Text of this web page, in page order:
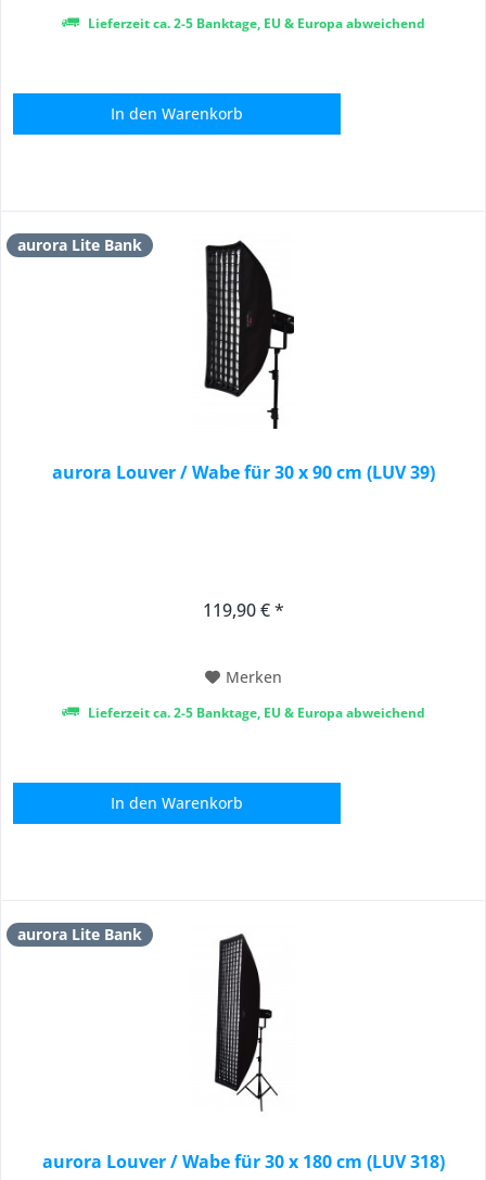
Lieferzeit ca. 2-5 Banktage, EU & Europa abweichend
In den Warenkorb
aurora Lite Bank
aurora Louver / Wabe für 30 x 90 cm (LUV 39)
119,90 € *
Merken
Lieferzeit ca. 2-5 Banktage, EU & Europa abweichend
In den Warenkorb
aurora Lite Bank
aurora Louver / Wabe für 30 x 180 cm (LUV 318)